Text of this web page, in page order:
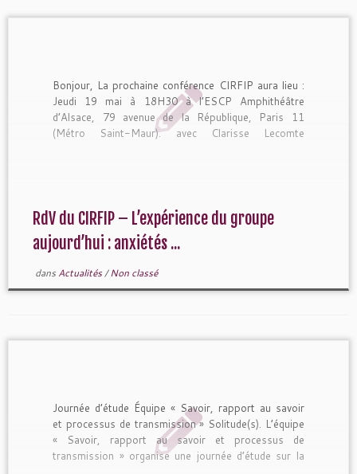
Bonjour, La prochaine conférence CIRFIP aura lieu :
Jeudi 19 mai à 18H30 à l’ESCP Amphithéâtre
d’Alsace, 79 avenue de la République, Paris 11
(Métro Saint-Maur). avec Clarisse Lecomte
RdV du CIRFIP – L’expérience du groupe
aujourd’hui : anxiétés ...
dans Actualités/Non classé
Journée d’étude Équipe « Savoir, rapport au savoir
et processus de transmission » Solitude(s). L’équipe
« Savoir, rapport au savoir et processus de
transmission » organise une journée d’étude sur la